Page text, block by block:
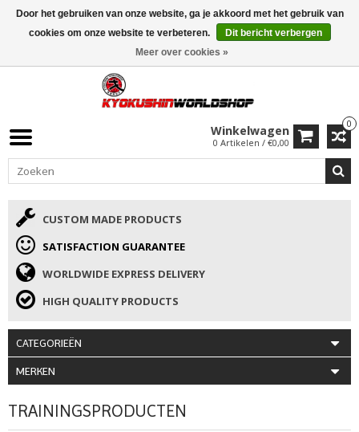
ISAMU SUMMER DEALS• 10% Korting + cadeau vanaf €169 →
0
Winkelwagen
0 Artikelen / €0,00
CUSTOM MADE PRODUCTS
SATISFACTION GUARANTEE
WORLDWIDE EXPRESS DELIVERY
HIGH QUALITY PRODUCTS
CATEGORIEËN
MERKEN
TRAININGSPRODUCTEN
Door het gebruiken van onze website, ga je akkoord met het gebruik van
cookies om onze website te verbeteren.
Dit bericht verbergen
Meer over cookies »